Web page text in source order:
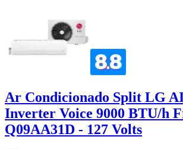
Ar Condicionado Split LG
Inverter Voice 9000 BTU/h
Q09AA31D - 127 Volts